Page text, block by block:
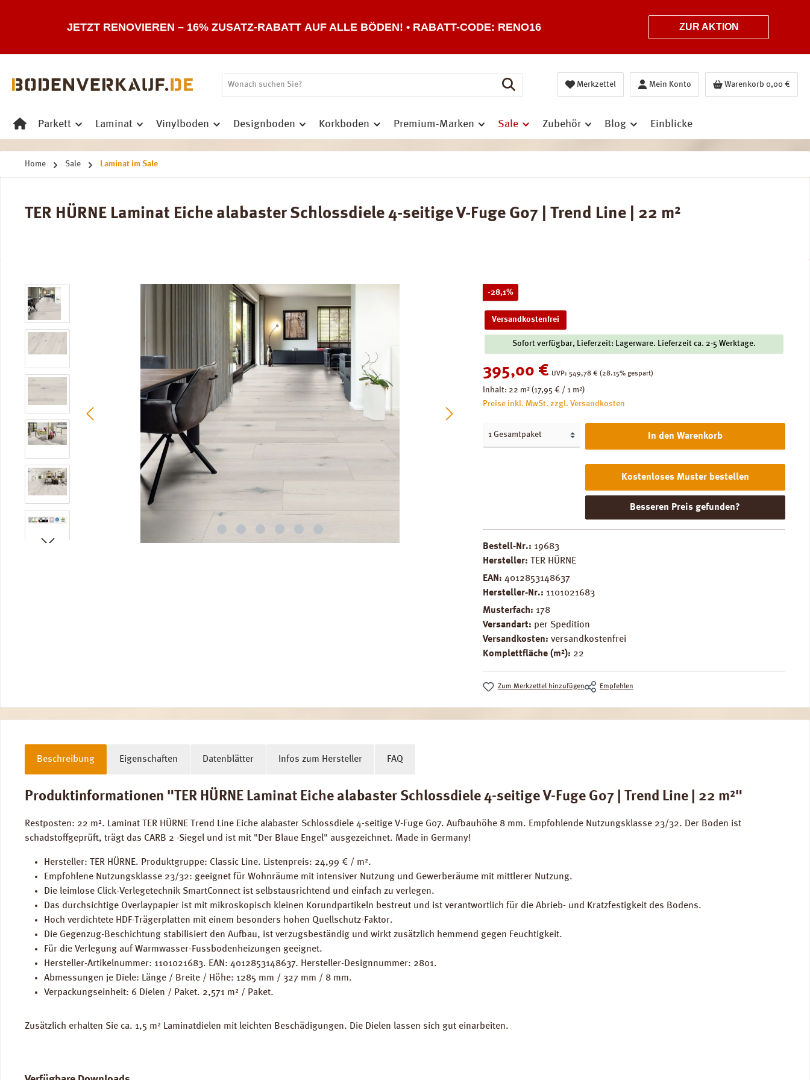
JETZT RENOVIEREN – 16% ZUSATZ-RABATT AUF ALLE BÖDEN! • RABATT-CODE: RENO16 ZUR AKTION
Merkzettel Mein Konto Warenkorb 0,00 €
Parkett Laminat Vinylboden Designboden Korkboden Premium-Marken Sale Zubehör Blog Einblicke
Home Sale Laminat im Sale
TER HÜRNE Laminat Eiche alabaster Schlossdiele 4-seitige V-Fuge G07 | Trend Line | 22 m²
Bildergalerie überspringen -28,1%Rabatt
Versandkostenfrei
Sofort verfügbar, Lieferzeit: Lagerware. Lieferzeit ca. 2-5 Werktage.
Verkaufspreis:
395,00 € UVP: Regulärer Preis:
549,78 € (28.15% gespart)
Inhalt: 22 m² (17,95 € / 1 m²)
Preise inkl. MwSt. zzgl. Versandkosten
In den Warenkorb
Kostenloses Muster bestellen
Besseren Preis gefunden?
Bestell-Nr.: 19683
Hersteller:
TER HÜRNE
EAN: 4012853148637
Hersteller-Nr.: 1101021683
Musterfach: 178
Versandart: per Spedition
Versandkosten: versandkostenfrei
Komplettfläche (m²): 22
Zum Merkzettel hinzufügen Empfehlen
Beschreibung Eigenschaften Datenblätter Infos zum Hersteller FAQ
Produktinformationen "TER HÜRNE Laminat Eiche alabaster Schlossdiele 4-seitige V-Fuge G07 | Trend Line | 22 m²"
Restposten: 22 m². Laminat TER HÜRNE Trend Line Eiche alabaster Schlossdiele 4-seitige V-Fuge G07. Aufbauhöhe 8 mm. Empfohlende Nutzungsklasse 23/32. Der Boden ist
schadstoffgeprüft, trägt das CARB 2 -Siegel und ist mit "Der Blaue Engel" ausgezeichnet. Made in Germany!
Hersteller: TER HÜRNE. Produktgruppe: Classic Line. Listenpreis: 24,99 € / m².
Empfohlene Nutzungsklasse 23/32: geeignet für Wohnräume mit intensiver Nutzung und Gewerberäume mit mittlerer Nutzung.
Die leimlose Click-Verlegetechnik SmartConnect ist selbstausrichtend und einfach zu verlegen.
Das durchsichtige Overlaypapier ist mit mikroskopisch kleinen Korundpartikeln bestreut und ist verantwortlich für die Abrieb- und Kratzfestigkeit des Bodens.
Hoch verdichtete HDF-Trägerplatten mit einem besonders hohen Quellschutz-Faktor.
Die Gegenzug-Beschichtung stabilisiert den Aufbau, ist verzugsbeständig und wirkt zusätzlich hemmend gegen Feuchtigkeit.
Für die Verlegung auf Warmwasser-Fussbodenheizungen geeignet.
Hersteller-Artikelnummer: 1101021683. EAN: 4012853148637. Hersteller-Designnummer: 2801.
Abmessungen je Diele: Länge / Breite / Höhe: 1285 mm / 327 mm / 8 mm.
Verpackungseinheit: 6 Dielen / Paket. 2,571 m² / Paket.
Zusätzlich erhalten Sie ca. 1,5 m² Laminatdielen mit leichten Beschädigungen. Die Dielen lassen sich gut einarbeiten.